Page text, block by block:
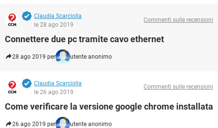
Claudia Scarciolla
le 28 ago 2019
Commenti sulle recensioni
Connettere due pc tramite cavo ethernet
28 ago 2019 per utente anonimo
Claudia Scarciolla
le 26 ago 2019
Commenti sulle recensioni
Come verificare la versione google chrome installata
26 ago 2019 per utente anonimo